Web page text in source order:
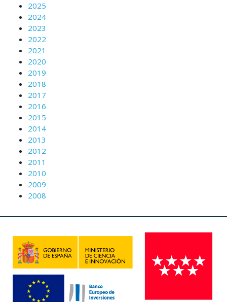
2025
2024
2023
2022
2021
2020
2019
2018
2017
2016
2015
2014
2013
2012
2011
2010
2009
2008